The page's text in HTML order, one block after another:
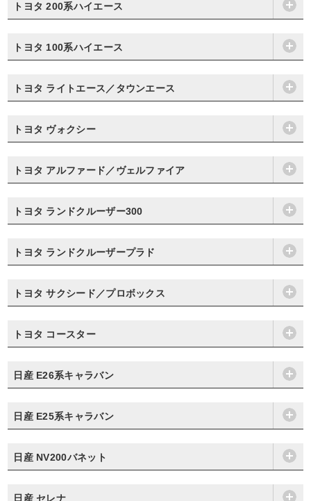
トヨタ 200系ハイエース
トヨタ 100系ハイエース
トヨタ ライトエース／タウンエース
トヨタ ヴォクシー
トヨタ アルファード／ヴェルファイア
トヨタ ランドクルーザー300
トヨタ ランドクルーザープラド
トヨタ サクシード／プロボックス
トヨタ コースター
日産 E26系キャラバン
日産 E25系キャラバン
日産 NV200バネット
日産 セレナ